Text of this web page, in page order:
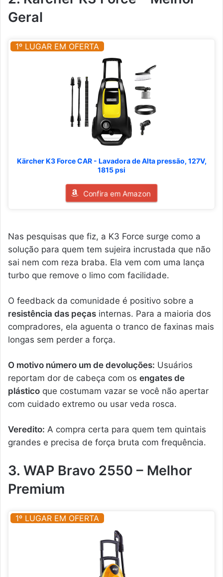
Geral
1º LUGAR EM OFERTA
Kärcher K3 Force CAR - Lavadora de Alta pressão, 127V,
1815 psi
Confira em Amazon
Nas pesquisas que fiz, a K3 Force surge como a
solução para quem tem sujeira incrustada que não
sai nem com reza braba. Ela vem com uma lança
turbo que remove o limo com facilidade.
O feedback da comunidade é positivo sobre a
resistência das peças internas. Para a maioria dos
compradores, ela aguenta o tranco de faxinas mais
longas sem perder a força.
O motivo número um de devoluções: Usuários
reportam dor de cabeça com os engates de
plástico que costumam vazar se você não apertar
com cuidado extremo ou usar veda rosca.
Veredito: A compra certa para quem tem quintais
grandes e precisa de força bruta com frequência.
3. WAP Bravo 2550 – Melhor
Premium
1º LUGAR EM OFERTA